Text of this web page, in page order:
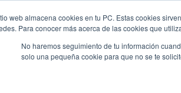
web almacena cookies en tu PC. Estas cookies
Para conocer más acerca de las cookies que
No haremos seguimiento de tu información
solo una pequeña cookie para que no se te
HOME B2B